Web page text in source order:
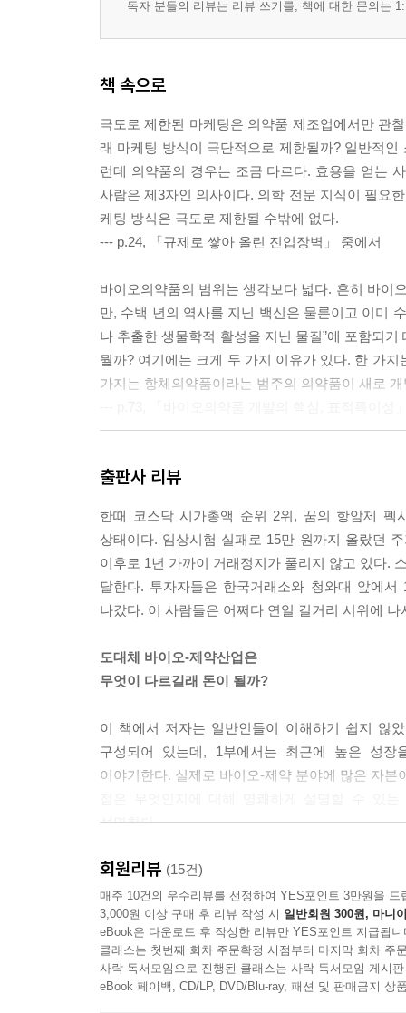
독자 분들의 리뷰는 리뷰 쓰기를, 책에 대한 문의는
책 속으로
극도로 제한된 마케팅은 의약품 제조업에서만 관
래 마케팅 방식이 극단적으로 제한될까? 일반적
런데 의약품의 경우는 조금 다르다. 효용을 얻는
사람은 제3자인 의사이다. 의학 전문 지식이 필요
케팅 방식은 극도로 제한될 수밖에 없다.
--- p.24, 「규제로 쌓아 올린 진입장벽」 중에서
바이오의약품의 범위는 생각보다 넓다. 흔히 바이
만, 수백 년의 역사를 지닌 백신은 물론이고 이미
나 추출한 생물학적 활성을 지닌 물질”에 포함되
뭘까? 여기에는 크게 두 가지 이유가 있다. 한 가
가지는 항체의약품이라는 범주의 의약품이 새로
달러(약 288조 원)으로 연평균 7%씩 성장했다. 써
것이다. 실제로 주가 흐름은 더 극적으로 변했는
10년간 주가가 무려 711%나 폭등한 것이다.
--- p.141, 「초기 개발 단계의 기술이전 계약 전략
여러 자료에 따르면 임상 1상 시험을 진행하는 데
상으로 증가한다. 그래서 성공률이 임상 1상에 비
많다.
수백억 원 대의 막대한 연구비가 드는 것은 물론
없다. 이게 바로 글로벌 제약사들의 진정한 역량
--- p.205, 「신약이 항상 유리하지는 않다」 중에서
출판사 리뷰
한때 코스닥 시가총액 순위 2위, 꿈의 항암제 펙
상태이다. 임상시험 실패로 15만 원까지 올랐던
이후로 1년 가까이 거래정지가 풀리지 않고 있다.
달한다. 투자자들은 한국거래소와 청와대 앞에
나갔다. 이 사람들은 어쩌다 연일 길거리 시위에
도대체 바이오-제약산업은
무엇이 다르길래 돈이 될까?
이 책에서 저자는 일반인들이 이해하기 쉽지 않
구성되어 있는데, 1부에서는 최근에 높은 성
이야기한다. 실제로 바이오-제약 분야에 많은 자
설명한다.
존재하는데, 신규 시장진입자에게는 더 가혹하
의료보험이 제공하는 대규모 할인 덕분에 의약품
규제기관이 원하는 수준의 생산 설비를 갖추기도
제품 선택권을 가져 발생하는 마케팅 방식의 극
시장에 새로 허가된 신약이 출시되어도 기존 약
회원리뷰 (15건)
매주 10건의 우수리뷰를 선정하여 YES포인트 3만원을 드
3,000원 이상 구매 후 리뷰 작성 시 일반회원 300원, 마니
eBook은 다운로드 후 작성한 리뷰만 YES포인트 지급됩니
클래스는 첫번째 회차 주문확정 시점부터 마지막 회차 주
사락 독서모임으로 진행된 클래스는 사락 독서모임 게시
eBook 페이백, CD/LP, DVD/Blu-ray, 패션 및 판매금지 상